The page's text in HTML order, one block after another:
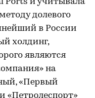
долевого
в России
холдинг,
являются
на
«Первый
«Петролеспорт»